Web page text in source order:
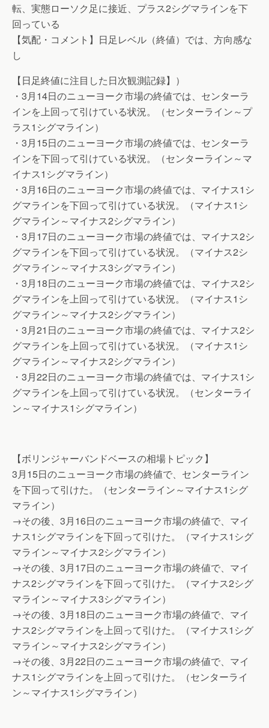
転、実態ローソク足に接近、プラス2シグマラインを下
回っている
【気配・コメント】日足レベル（終値）では、方向感な
し
【日足終値に注目した日次観測記録】）
・3月14日のニューヨーク市場の終値では、センターラ
インを上回って引けている状況。（センターライン～プ
ラス1シグマライン）
・3月15日のニューヨーク市場の終値では、センターラ
インを下回って引けている状況。（センターライン～マ
イナス1シグマライン）
・3月16日のニューヨーク市場の終値では、マイナス1シ
グマラインを下回って引けている状況。（マイナス1シ
グマライン～マイナス2シグマライン）
・3月17日のニューヨーク市場の終値では、マイナス2シ
グマラインを下回って引けている状況。（マイナス2シ
グマライン～マイナス3シグマライン）
・3月18日のニューヨーク市場の終値では、マイナス2シ
グマラインを上回って引けている状況。（マイナス1シ
グマライン～マイナス2シグマライン）
・3月21日のニューヨーク市場の終値では、マイナス2シ
グマラインを上回って引けている状況。（マイナス1シ
グマライン～マイナス2シグマライン）
・3月22日のニューヨーク市場の終値では、マイナス1シ
グマラインを上回って引けている状況。（センターライ
ン～マイナス1シグマライン）
【ボリンジャーバンドベースの相場トピック】
3月15日のニューヨーク市場の終値で、センターライン
を下回って引けた。（センターライン～マイナス1シグ
マライン）
→その後、3月16日のニューヨーク市場の終値で、マイ
ナス1シグマラインを下回って引けた。（マイナス1シグ
マライン～マイナス2シグマライン）
→その後、3月17日のニューヨーク市場の終値で、マイ
ナス2シグマラインを下回って引けた。（マイナス2シグ
マライン～マイナス3シグマライン）
→その後、3月18日のニューヨーク市場の終値で、マイ
ナス2シグマラインを上回って引けた。（マイナス1シグ
マライン～マイナス2シグマライン）
→その後、3月22日のニューヨーク市場の終値で、マイ
ナス1シグマラインを上回って引けた。（センターライ
ン～マイナス1シグマライン）